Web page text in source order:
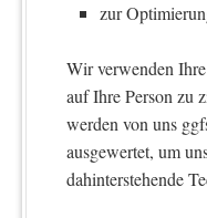
zur
Wir verwenden
auf Ihre Person zu
werden von uns
ausgewertet, um
dahinterstehende